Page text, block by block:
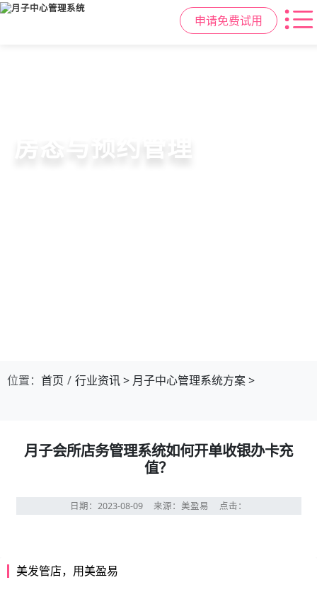
申请免费试用
一站式解决月子中心入住、护理、
母婴健康与护理管理
房态与预约管理
会员营销与智能锁客
位置： 首页 行业资讯> 月子中心管理系统方案>
月子会所店务管理系统如何开单收银办卡充
值？
日期：2023-08-09 来源：美盈易 点击：
美发管店，用美盈易